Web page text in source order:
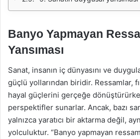
Banyo Yapmayan
Yansıması
Sanat, insanın iç dünyasını ve
güçlü yollarından biridir. Ressamlar,
hayal güçlerini gerçeğe
perspektifler sunarlar. Ancak, bazı
yalnızca yaratıcı bir aktarma değil,
yolculuktur. “Banyo yapmayan